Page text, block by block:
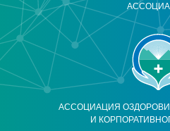
АССОЦИАЦИЯ
И